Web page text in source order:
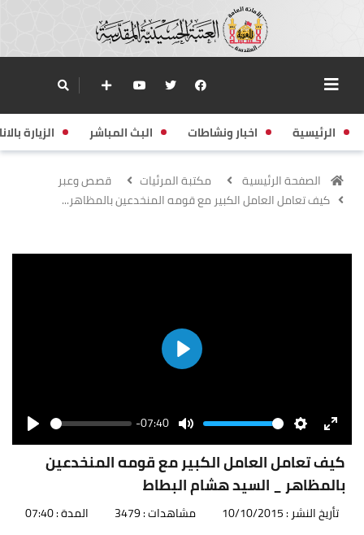
الرئيسية اخبار ونشاطات البث المباشر الزيارة
الصفحة الرئيسية مكتبة المرئيات
قصص وعبر
كيف تعامل العامل الكبير مع قومه المنخدعين بالمظاهر...
Play
Play
Seek -07:40
Mute
Volume
SettingsEnter
كيف تعامل العامل الكبير مع قومه المنخدعين
بالمظاهر _ السيد هشام البطاط
تأريخ النشر : 10/10/2015 مشاهدات : 3479 المدة : 07:40